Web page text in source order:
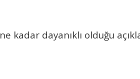
ne kadar dayanıklı olduğu